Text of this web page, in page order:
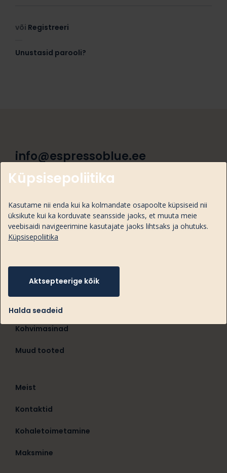
või Registreeri
Unustasid parooli?
info@espressoblue.ee
+372 6363895
Osmussaare tee 5/ Taevakivi 1, 13811 Tallinn
Kohvikapslid
Kohv
Kohvimasinad
Muud tooted
Meist
Kontaktid
Kohaletoimetamine
Maksmine
Küpsisepoliitika
Kasutame nii enda kui ka kolmandate osapoolte küpsiseid nii
üksikute kui ka korduvate seansside jaoks, et muuta meie
veebisaidi navigeerimine kasutajate jaoks lihtsaks ja ohutuks.
Küpsisepoliitika
Aktsepteerige kõik
Halda seadeid